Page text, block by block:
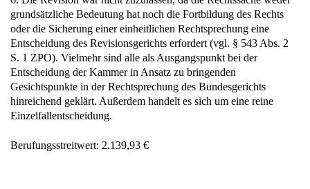
oder die Sicherung einer einheitlichen Rechtsprechung eine
Entscheidung des Revisionsgerichts erfordert (vgl. § 543 Abs. 2
S. 1 ZPO). Vielmehr sind alle als Ausgangspunkt bei der
Entscheidung der Kammer in Ansatz zu bringenden
Gesichtspunkte in der Rechtsprechung des Bundesgerichts
hinreichend geklärt. Außerdem handelt es sich um eine reine
Einzelfallentscheidung.
Berufungsstreitwert: 2.139,93 €